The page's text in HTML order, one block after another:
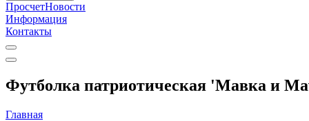
ПросчетНовости
Информация
Контакты
Футболка патриотическая 'Мавка и
Главная